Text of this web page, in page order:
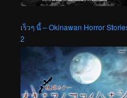
เร็วๆ นี้ – Okinawan Horror
2